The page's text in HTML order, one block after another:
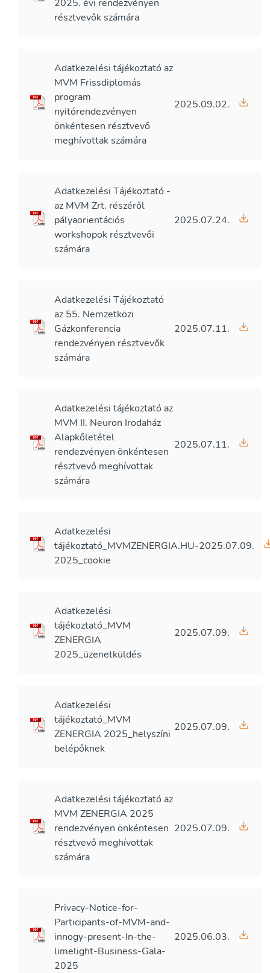
2025. évi rendezvényen
résztvevők számára
Adatkezelési tájékoztató az
MVM Frissdiplomás
program
nyitórendezvényen
önkéntesen résztvevő
meghívottak számára
2025.09.02.
Adatkezelési Tájékoztató -
az MVM Zrt. részéről
pályaorientációs
workshopok résztvevői
számára
2025.07.24.
Adatkezelési Tájékoztató
az 55. Nemzetközi
Gázkonferencia
rendezvényen résztvevők
számára
2025.07.11.
Adatkezelési tájékoztató az
MVM II. Neuron Irodaház
Alapkőletétel
rendezvényen önkéntesen
résztvevő meghívottak
számára
2025.07.11.
Adatkezelési
tájékoztató_MVMZENERGIA.HU-
2025_cookie
2025.07.09.
Adatkezelési
tájékoztató_MVM
ZENERGIA
2025_üzenetküldés
2025.07.09.
Adatkezelési
tájékoztató_MVM
ZENERGIA 2025_helyszíni
belépőknek
2025.07.09.
Adatkezelési tájékoztató az
MVM ZENERGIA 2025
rendezvényen önkéntesen
résztvevő meghívottak
számára
2025.07.09.
Privacy-Notice-for-
Participants-of-MVM-and-
innogy-present-In-the-
limelight-Business-Gala-
2025
2025.06.03.